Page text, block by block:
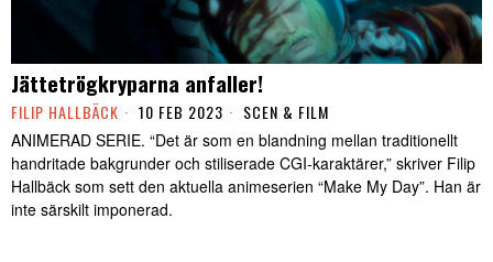
Jättetrögkryparna anfaller!
FILIP HALLBÄCK 10 FEB 2023 SCEN & FILM
ANIMERAD SERIE. “Det är som en blandning mellan traditionellt
handritade bakgrunder och stiliserade CGI-karaktärer,” skriver Filip
Hallbäck som sett den aktuella animeserien “Make My Day”. Han är
inte särskilt imponerad.